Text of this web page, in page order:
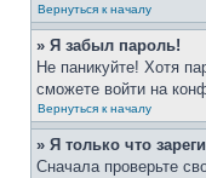
Вернуться к началу
» Я забыл пароль!
Не паникуйте! Хотя
сможете войти на
Вернуться к началу
» Я только что
Сначала проверьте